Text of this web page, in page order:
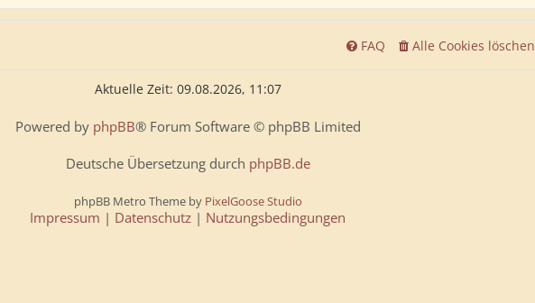
Alle Cookies löschen
FAQ
Aktuelle Zeit: 09.08.2026, 11:07
Powered by phpBB® Forum Software © phpBB Limited
Deutsche Übersetzung durch phpBB.de
phpBB Metro Theme by PixelGoose Studio
Impressum | Datenschutz | Nutzungsbedingungen